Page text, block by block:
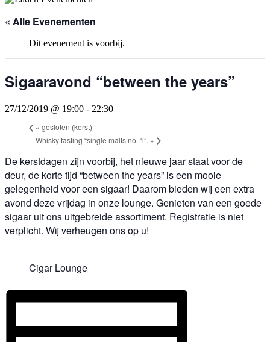
« Alle Evenementen
Dit evenement is voorbij.
Sigaaravond “between the years”
27/12/2019 @ 19:00 - 22:30
« gesloten (kerst)
Whisky tasting “single malts no. 1”. »
De kerstdagen zijn voorbij, het nieuwe jaar staat voor de
deur, de korte tijd “between the years” is een mooie
gelegenheid voor een sigaar! Daarom bieden wij een extra
avond deze vrijdag in onze lounge. Genieten van een goede
sigaar uit ons uitgebreide assortiment. Registratie is niet
verplicht. Wij verheugen ons op u!
Cigar Lounge